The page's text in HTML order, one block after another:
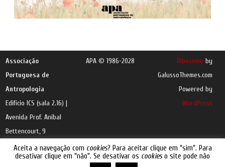
Associação
Portuguesa de
Antropologia
Edifício ICS (sala 2.16) |
Avenida Prof. Aníbal
Bettencourt, 9
1600-189 Lisboa |e-
mail
APA © 1986-2028 Ribosome by
GalussoThemes.com
Powered by
WordPress
Aceita a navegação com cookies? Para aceitar clique em "sim". Para
desativar clique em "não". Se desativar os cookieso site pode não